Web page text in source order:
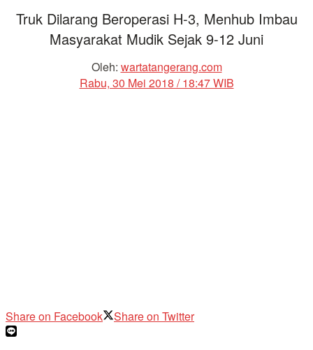
Truk Dilarang Beroperasi H-3, Menhub Imbau
Masyarakat Mudik Sejak 9-12 Juni
Oleh: wartatangerang.com
Rabu, 30 Mei 2018 / 18:47 WIB
Share on Facebook Share on Twitter